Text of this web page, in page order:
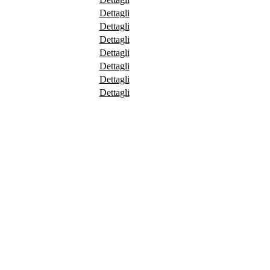
Dettagli
Dettagli
Dettagli
Dettagli
Dettagli
Dettagli
Dettagli